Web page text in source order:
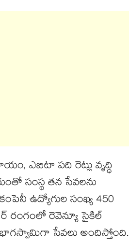
ఎబిటా పది రెట్లు వృద్ధి
సంస్థ తన సేవలను
ఉద్యోగుల సంఖ్య 450
రంగంలో రెవెన్యూ సైకిల్
సేవలు అందిస్తోంది.